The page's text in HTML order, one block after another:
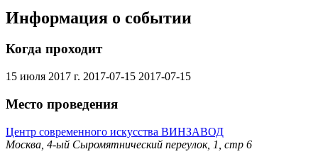
Информация о событии
Когда проходит
15 июля 2017 г. 2017-07-15 2017-07-15
Место проведения
Центр современного искусства ВИНЗАВОД
Москва, 4-ый Сыромятнический переулок, 1, стр 6